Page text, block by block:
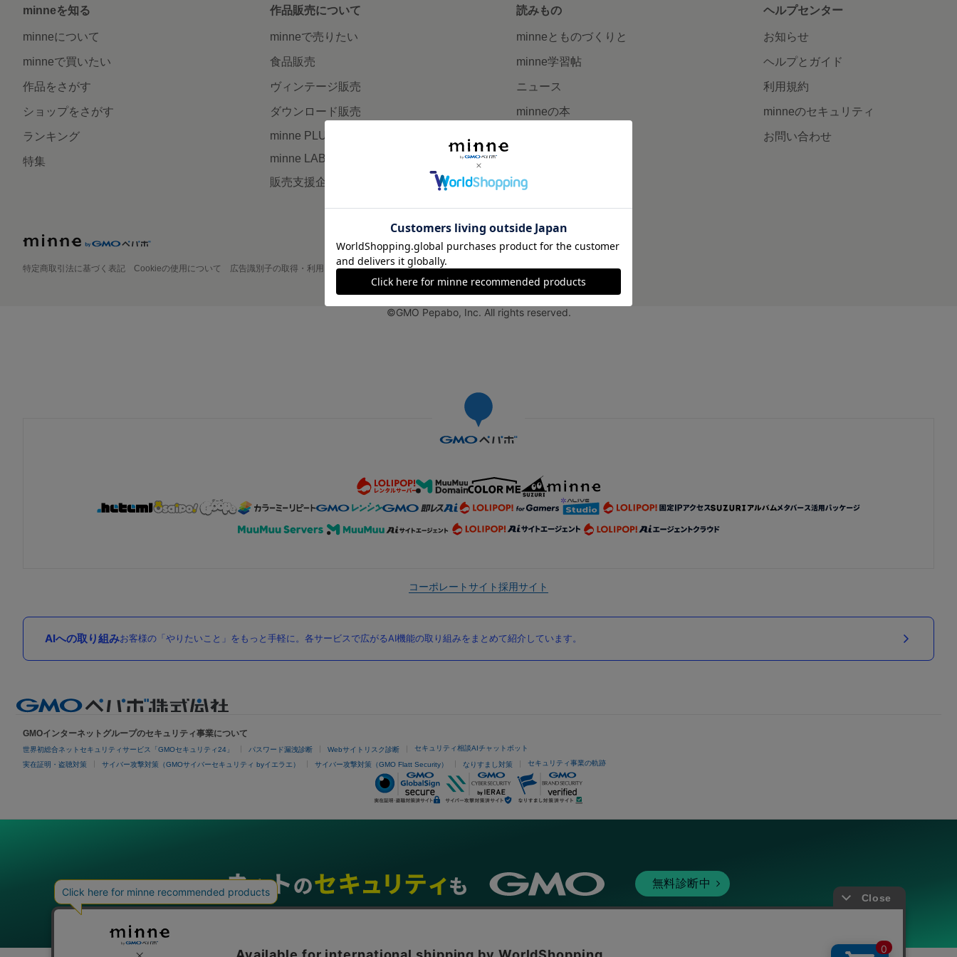
minneを知る
minneについて
minneで買いたい
作品をさがす
ショップをさがす
ランキング
特集
作品販売について
minneで売りたい
食品販売
ヴィンテージ販売
ダウンロード販売
minne PLUS
minne LAB
販売支援企画・イベント
読みもの
minneとものづくりと
minne学習帖
ニュース
minneの本
ヘルプセンター
お知らせ
ヘルプとガイド
利用規約
minneのセキュリティ
お問い合わせ
特定商取引法に基づく表記 Cookieの使用について 広告識別子の取得・利用 プライバシーポリシー 会社概要 採用情報 メディアキット
©GMO Pepabo, Inc. All rights reserved.
コーポレートサイト採用サイト
AIへの取り組みお客様の「やりたいこと」をもっと手軽に。各サービスで広がるAI機能の取り組みをまとめて紹介しています。
GMOインターネットグループのセキュリティ事業について
世界初総合ネットセキュリティサービス「GMOセキュリティ24」 パスワード漏洩診断 Webサイトリスク診断 セキュリティ相談AIチャットボット
実在証明・盗聴対策 サイバー攻撃対策（GMOサイバーセキュリティ byイエラエ） サイバー攻撃対策（GMO Flatt Security） なりすまし対策 セキュリティ事業の軌跡
無料診断中